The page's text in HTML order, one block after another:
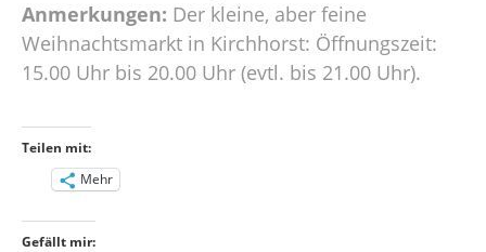
Anmerkungen: Der kleine, aber feine
Weihnachtsmarkt in Kirchhorst: Öffnungszeit:
15.00 Uhr bis 20.00 Uhr (evtl. bis 21.00 Uhr).
Teilen mit:
Mehr
Gefällt mir: